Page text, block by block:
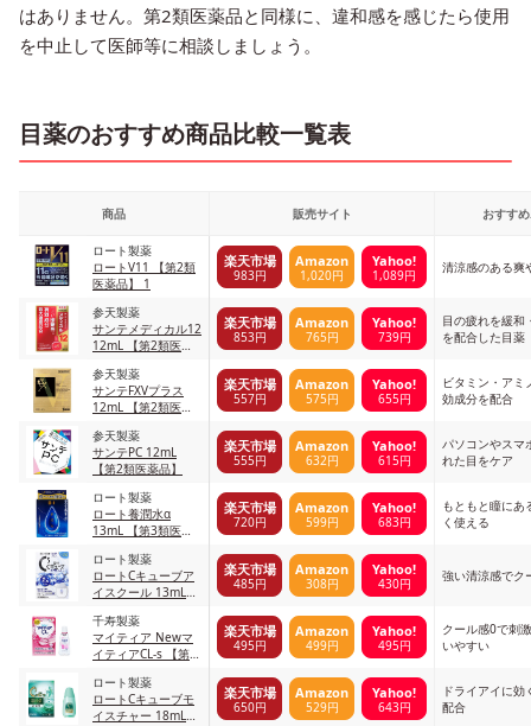
はありません。第2類医薬品と同様に、違和感を感じたら使用
を中止して医師等に相談しましょう。
目薬のおすすめ商品比較一覧表
商品 販売サイト おすす
ロート製薬
ロートV11 【第2類
医薬品】 1
楽天市場
983円
Amazon
1,020円
Yahoo!
1,089円 清涼感のある爽
参天製薬
サンテメディカル12
12mL 【第2類医薬
楽天市場
853円
Amazon
765円
Yahoo!
739円
目の疲れを緩和
を配合した目薬
参天製薬
サンテFXVプラス
12mL 【第2類医薬
楽天市場
557円
Amazon
575円
Yahoo!
655円
ビタミン・アミ
効成分を配合
参天製薬
サンテPC 12mL
【第2類医薬品】
楽天市場
555円
Amazon
632円
Yahoo!
615円
パソコンやスマ
れた目をケア
ロート製薬
ロート養潤水α
13mL 【第3類医薬
楽天市場
720円
Amazon
599円
Yahoo!
683円
もともと瞳にあ
く使える
ロート製薬
ロートCキューブア
イスクール 13mL
楽天市場
485円
Amazon
308円
Yahoo!
430円 強い清涼感でク
千寿製薬
マイティア Newマ
イティアCL-s 【第3
楽天市場
495円
Amazon
499円
Yahoo!
495円
クール感0で刺
いやすい
ロート製薬
ロートCキューブモ
イスチャー 18mL
楽天市場
650円
Amazon
529円
Yahoo!
643円
ドライアイに
配合